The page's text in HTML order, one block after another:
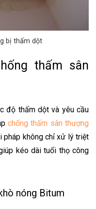
bị thấm dột
thấm sân
độ thấm dột và yêu cầu
chống thấm sân thượng
pháp không chỉ xử lý triệt
kéo dài tuổi thọ công
nóng Bitum